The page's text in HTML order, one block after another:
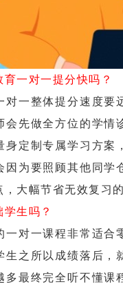
一对一提分快吗？
整体提分速度要远
会先做全方位的学情
身定制专属学习方案
因为要照顾其他同学
大幅节省无效复习
生吗？
一课程非常适合零
生之所以成绩落后，
多最终完全听不懂课